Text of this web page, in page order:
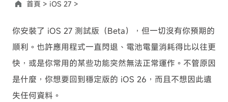
首頁 > iOS 27 >
你安裝了 iOS 27 測試版（Beta），但一切沒有你預期的
順利。也許應用程式一直閃退、電池電量消耗得比以往更
快，或是你常用的某些功能突然無法正常運作。不管原因
是什麼，你想要回到穩定版的 iOS 26，而且不想因此遺
失任何資料。